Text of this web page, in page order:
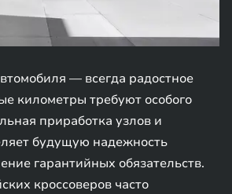
— всегда радостное
километры требуют особого
приработка узлов и
будущую надежность
гарантийных обязательств.
кроссоверов часто